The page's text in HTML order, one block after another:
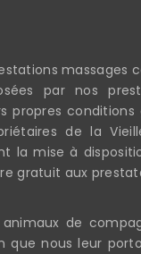
massages
par nos
propres conditions
de la
la mise à
gratuit aux
de
que nous leur